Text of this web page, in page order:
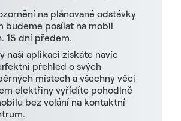
na plánované odstávky
budeme posílat na mobil
15 dní předem.
naší aplikaci získáte navíc
přehled o svých
místech a všechny věci
elektřiny vyřídíte pohodlně
bez volání na kontaktní